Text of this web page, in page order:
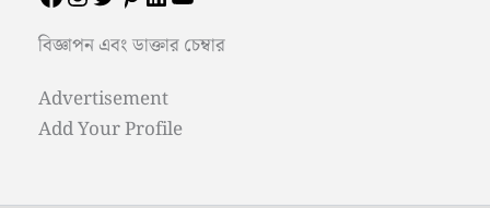
বিজ্ঞাপন এবং ডাক্তার চেম্বার
Advertisement
Add Your Profile